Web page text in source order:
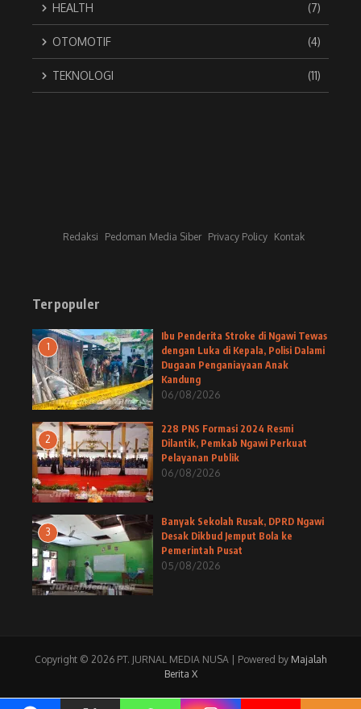
HEALTH (7)
OTOMOTIF (4)
TEKNOLOGI (11)
Redaksi Pedoman Media Siber Privacy Policy Kontak
Terpopuler
1
Ibu Penderita Stroke di Ngawi Tewas
dengan Luka di Kepala, Polisi Dalami
Dugaan Penganiayaan Anak
Kandung
06/08/2026
2
228 PNS Formasi 2024 Resmi
Dilantik, Pemkab Ngawi Perkuat
Pelayanan Publik
06/08/2026
3
Banyak Sekolah Rusak, DPRD Ngawi
Desak Dikbud Jemput Bola ke
Pemerintah Pusat
05/08/2026
Copyright © 2026 PT. JURNAL MEDIA NUSA | Powered by Majalah
Berita X